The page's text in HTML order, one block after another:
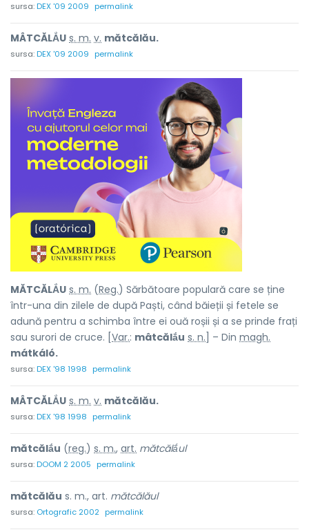
sursa:DEX '09 2009 permalink
MÂTCĂLẮU s. m. v. mătcălău.
sursa:DEX '09 2009 permalink
MĂTCĂLẮU s. m. (Reg.) Sărbătoare populară care se ține
într-una din zilele de după Paști, când băieții și fetele se
adună pentru a schimba între ei ouă roșii și a se prinde frați
sau surori de cruce. [ Var.: mâtcălắu s. n. ] – Din magh.
mátkáló.
sursa:DEX '98 1998 permalink
MÂTCĂLẮU s. m. v. mătcălău.
sursa:DEX '98 1998 permalink
mătcălắu (reg.) s. m., art. mătcălắul
sursa:DOOM 2 2005 permalink
mătcălău s. m., art. mătcălăul
sursa: Ortografic 2002 permalink